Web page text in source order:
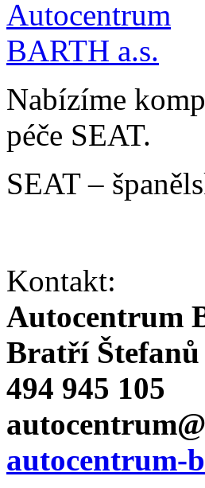
Nabízíme
péče SEAT.
SEAT –
Kontakt:
Autocentrum
Bratří Štefanů
494 945 105
autocentrum-